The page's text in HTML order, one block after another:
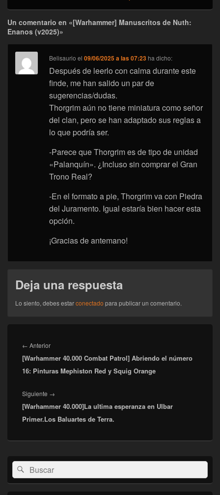
Un comentario en «[Warhammer] Manuscritos de Nuth:
Enanos (v2025)»
Belisaurio el09/06/2025 a las 07:23 ha dicho:
Después de leerlo con calma durante este
finde, me han salido un par de
sugerencias/dudas.
Thorgrim aún no tiene miniatura como señor
del clan, pero se han adaptado sus reglas a
lo que podría ser.
-Parece que Thorgrim es de tipo de unidad
«Palanquín». ¿Incluso sin comprar el Gran
Trono Real?
-En el formato a pie, Thorgrim va con Piedra
del Juramento. Igual estaría bien hacer esta
opción.
¡Gracias de antemano!
Deja una respuesta
Lo siento, debes estarconectado para publicar un comentario.
de
entradas
← AnteriorEntrada
anterior:
[Warhammer 40.000 Combat Patrol] Abriendo el número
16: Pinturas Mephiston Red y Squig Orange
Siguiente →
siguiente:
[Warhammer 40.000]La ultima esperanza en Ulbar
Primer.Los Baluartes de Terra.
El
área
de
widget
Buscar
por:
Buscar